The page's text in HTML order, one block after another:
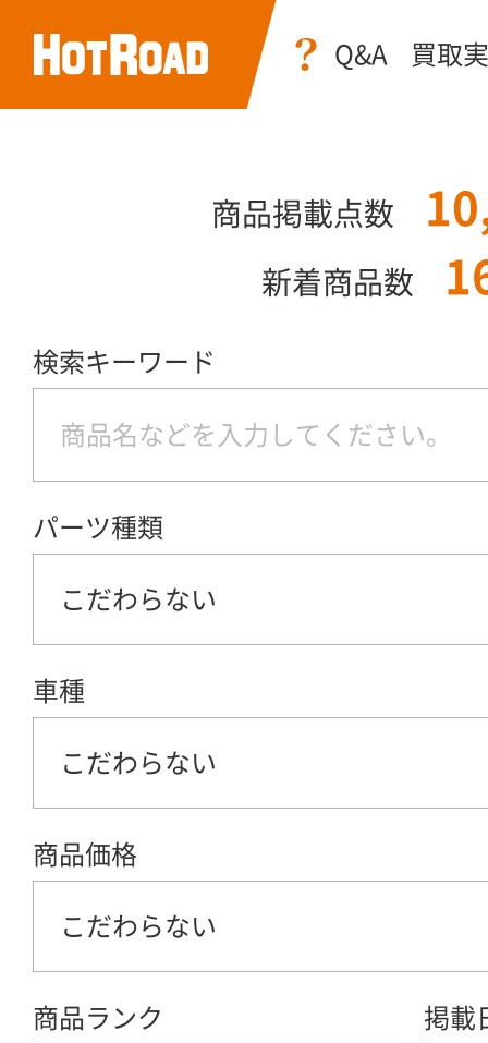
Q&A 買取
商品掲載点数
新着商品数
検索キーワード
パーツ種類
こだわらない
車種
こだわらない
商品価格
こだわらない
商品ランク 掲載